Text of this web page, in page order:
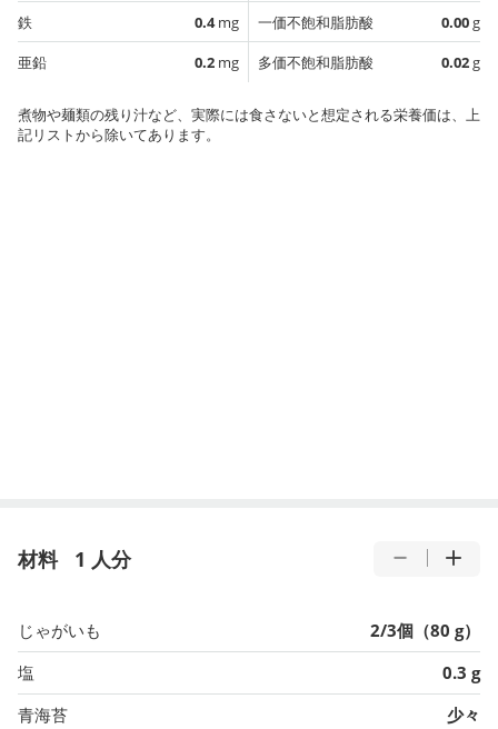
鉄
0.4mg
亜鉛
0.2 mg
一価不飽和脂肪酸
0.00g
多価不飽和脂肪酸
0.02g
煮物や麺類の残り汁など、実際には食さないと想定される栄養価は、上
記リストから除いてあります。
材料 1 人分
じゃがいも
2/3個（80 g）
塩
0.3 g
青海苔
少々